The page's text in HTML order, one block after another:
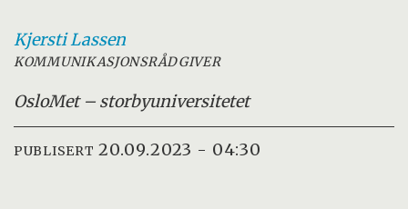
KjerstiLassen
KOMMUNIKASJONSRÅDGIVER
OsloMet – storbyuniversitetet
PUBLISERT 20.09.2023 - 04:30